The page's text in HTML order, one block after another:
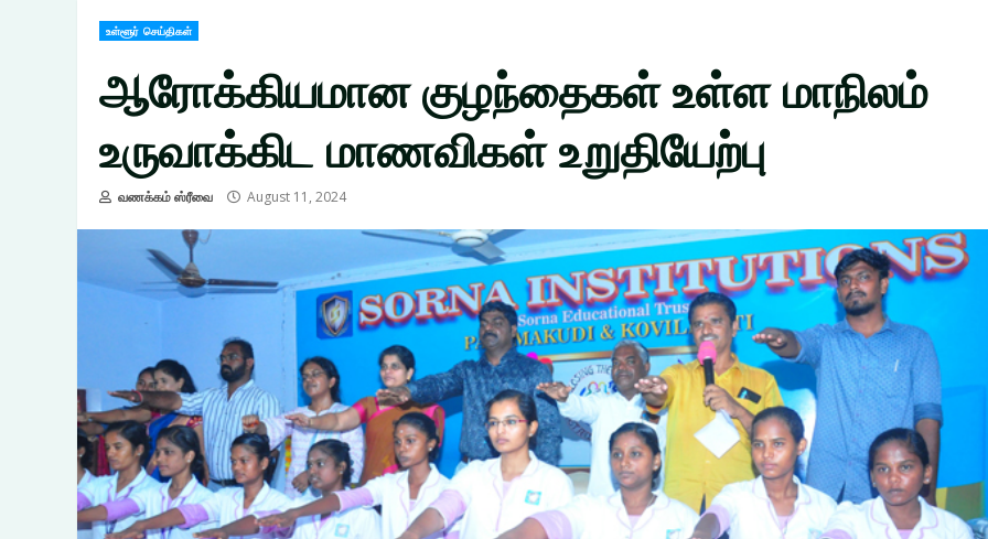
உள்ளூர் செய்திகள்
ஆரோக்கியமான குழந்தைகள் உள்ள மாநிலம்
உருவாக்கிட மாணவிகள் உறுதியேற்பு
வணக்கம் ஸ்ரீவை August 11, 2024